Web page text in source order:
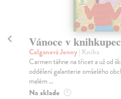
Vánoce v
Colganová Jenny| Kniha
Carmen táhne na třicet a už od
oddělení galanterie omšelého
malém ...
Na sklade ?